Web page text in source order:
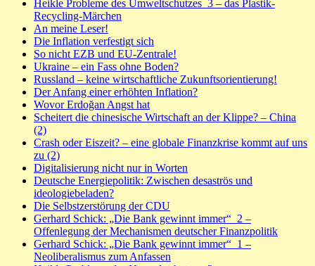
Heikle Probleme des Umweltschutzes_3 – das Plastik-
Recycling-Märchen
An meine Leser!
Die Inflation verfestigt sich
So nicht EZB und EU-Zentrale!
Ukraine – ein Fass ohne Boden?
Russland – keine wirtschaftliche Zukunftsorientierung!
Der Anfang einer erhöhten Inflation?
Wovor Erdoğan Angst hat
Scheitert die chinesische Wirtschaft an der Klippe? – China
(2)
Crash oder Eiszeit? – eine globale Finanzkrise kommt auf uns
zu (2)
Digitalisierung nicht nur in Worten
Deutsche Energiepolitik: Zwischen desaströs und
ideologiebeladen?
Die Selbstzerstörung der CDU
Gerhard Schick: „Die Bank gewinnt immer“_2 –
Offenlegung der Mechanismen deutscher Finanzpolitik
Gerhard Schick: „Die Bank gewinnt immer“_1 –
Neoliberalismus zum Anfassen